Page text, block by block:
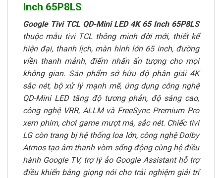
Inch 65P8LS
Google Tivi TCL QD-Mini LED 4K 65 Inch 65P8LS
thuộc mẫu tivi TCL thông minh đời mới, thiết kế
hiện đại, thanh lịch, màn hình lớn 65 inch, đường
viền thanh mảnh, điểm nhấn ấn tượng cho mọi
không gian. Sản phẩm sở hữu độ phân giải 4K
sắc nét, bộ xử lý mạnh mẽ, ứng dụng công nghệ
QD-Mini LED tăng độ tương phản, độ sáng cao,
công nghệ VRR, ALLM và FreeSync Premium Pro
xem phim, chơi game mượt mà, sắc nét. Chiếc tivi
LG còn trang bị hệ thống loa lớn, công nghệ Dolby
Atmos tạo âm thanh vòm sống động cùng hệ điều
hành Google TV, trợ lý ảo Google Assistant hỗ trợ
điều khiển bằng giọng nói cho trải nghiệm giải trí